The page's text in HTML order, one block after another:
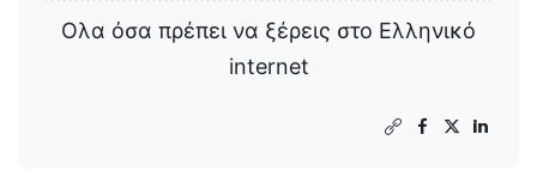
Ολα όσα πρέπει να ξέρεις στο Ελληνικό
internet